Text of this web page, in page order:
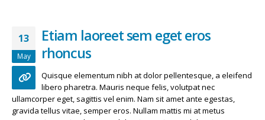
13
May
Etiam laoreet sem eget eros
rhoncus
Quisque elementum nibh at dolor pellentesque, a eleifend
libero pharetra. Mauris neque felis, volutpat nec
ullamcorper eget, sagittis vel enim. Nam sit amet ante egestas,
gravida tellus vitae, semper eros. Nullam mattis mi at metus